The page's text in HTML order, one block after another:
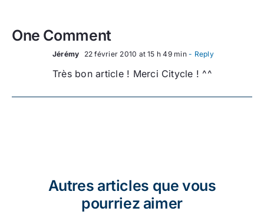
One Comment
Jérémy 22 février 2010 at 15 h 49 min- Reply
Très bon article ! Merci Citycle ! ^^
Autres articles que vous
pourriez aimer